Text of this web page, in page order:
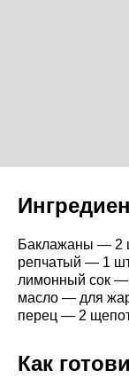
Баклажаны — 2
репчатый — 1
лимонный сок —
масло — для
перец — 2
Как